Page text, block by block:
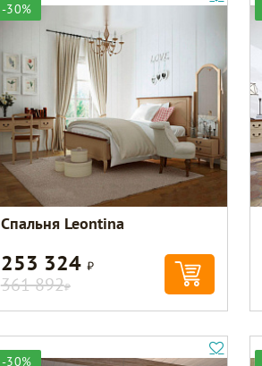
-30%
Спальня Leontina
253 324 Р
361 892Р
-30%